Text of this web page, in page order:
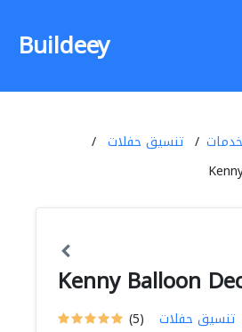
Buildeey
تنسيق حفلات
Kenny Balloon
(5) تنسيق حفلات